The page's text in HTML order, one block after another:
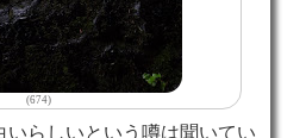
(674)
いらしいという噂は聞いてい